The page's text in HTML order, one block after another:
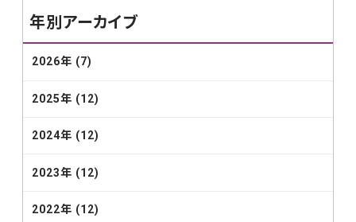
年別アーカイブ
2026年 (7)
2025年 (12)
2024年 (12)
2023年 (12)
2022年 (12)